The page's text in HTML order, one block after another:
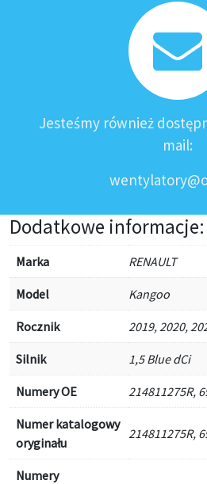
Jesteśmy również
mail:
Dodatkowe informacje:
Marka RENAULT
Model Kangoo
Rocznik 2019, 2020,
Silnik 1,5 Blue dCi
Numery OE 214811275R,
Numer katalogowy
oryginału
214811275R,
Numery